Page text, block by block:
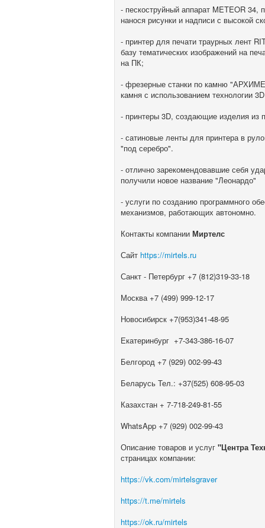
- пескоструйный аппарат METEOR
нанося рисунки и надписи с высокой
- принтер для печати траурных лент
базу тематических изображений на
на ПК;
- фрезерные станки по камню
камня с использованием технологии
- принтеры 3D, создающие изделия из
- сатиновые ленты для принтера в
"под серебро".
- отлично зарекомендовавшие себя
получили новое название "Леонардо"
- услуги по созданию программного
механизмов, работающих автономно.
Контакты компанииМиртелс
Сайт https://mirtels.ru
Санкт - Петербург +7 (812)319-33-18
Москва +7 (499) 999-12-17
Новосибирск +7(953)341-48-95
Екатеринбург +7-343-386-16-07
Белгород +7 (929) 002-99-43
Беларусь Тел.: +37(525) 608-95-03
Казахстан + 7-718-249-81-55
WhatsApp +7 (929) 002-99-43
Описание товаров и услуг"Центра
страницах компании:
https://vk.com/mirtelsgraver
https://t.me/mirtels
https://ok.ru/mirtels